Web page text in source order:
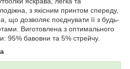
з якісним принтом спереду,
що дозволяє поєднувати її з будь-
Виготовлена ​​з оптимального
95% бавовни та 5% стрейчу.